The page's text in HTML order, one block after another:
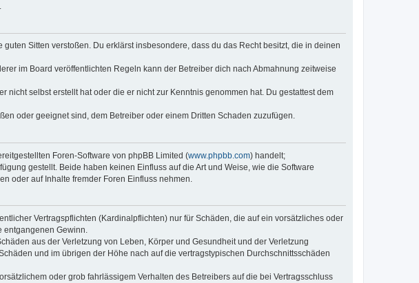
Sitten verstoßen. Du erklärst insbesondere, dass du das Recht besitzt, die in deinen
im Board veröffentlichten Regeln kann der Betreiber dich nach Abmahnung zeitweise
selbst erstellt hat oder die er nicht zur Kenntnis genommen hat. Du gestattest dem
oder geeignet sind, dem Betreiber oder einem Dritten Schaden zuzufügen.
Foren-Software von phpBB Limited (www.phpbb.com) handelt;
gestellt. Beide haben keinen Einfluss auf die Art und Weise, wie die Software
oder auf Inhalte fremder Foren Einfluss nehmen.
Vertragspflichten (Kardinalpflichten) nur für Schäden, die auf ein vorsätzliches oder
entgangenen Gewinn.
aus der Verletzung von Leben, Körper und Gesundheit und der Verletzung
und im übrigen der Höhe nach auf die vertragstypischen Durchschnittsschäden
oder grob fahrlässigem Verhalten des Betreibers auf die bei Vertragsschluss